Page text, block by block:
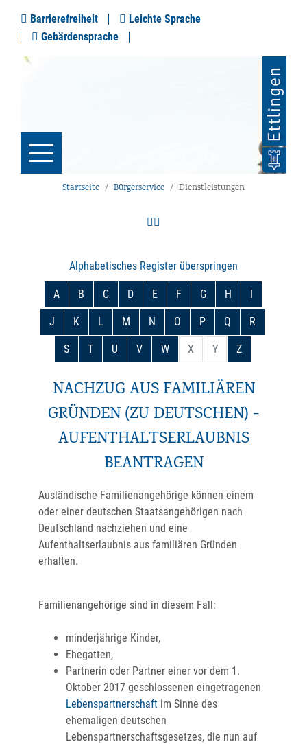
Barrierefreiheit
Leichte Sprache
Gebärdensprache
Startseite Bürgerservice Dienstleistungen
Alphabetisches Register überspringen
A B C D E F G H I
J K L M N O P Q R
S T U V W X Y Z
NACHZUG AUS FAMILIÄREN
GRÜNDEN (ZU DEUTSCHEN) -
AUFENTHALTSERLAUBNIS
BEANTRAGEN
Ausländische Familienangehörige können einem
oder einer deutschen Staatsangehörigen nach
Deutschland nachziehen und eine
Aufenthaltserlaubnis aus familiären Gründen
erhalten.
Familienangehörige sind in diesem Fall:
minderjährige Kinder,
Ehegatten,
Partnerin oder Partner einer vor dem 1.
Oktober 2017 geschlossenen eingetragenen
Lebenspartnerschaft im Sinne des
ehemaligen deutschen
Lebenspartnerschaftsgesetzes, die nun auf